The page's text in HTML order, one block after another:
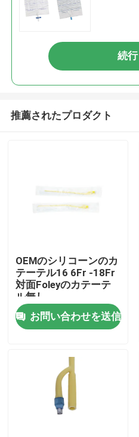
ホーム
企業情報
続行
推薦されたプロダクト
OEMのシリコーンのカ
テーテル16 6Fr -18Fr
対面Foleyのカテーテ
ル無し
お問い合わせを送信